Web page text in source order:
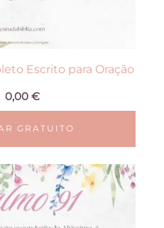
Escrito para Oração
0,00€
GRATUITO